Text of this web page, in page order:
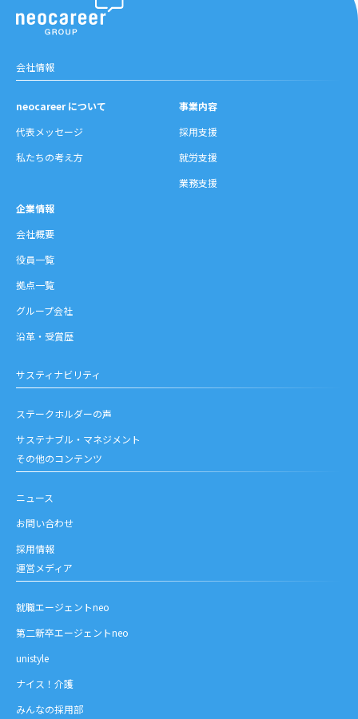
会社情報
neocareer について
代表メッセージ
私たちの考え方
事業内容
採用支援
就労支援
業務支援
企業情報
会社概要
役員一覧
拠点一覧
グループ会社
沿革・受賞歴
サスティナビリティ
ステークホルダーの声
サステナブル・マネジメント
その他のコンテンツ
ニュース
お問い合わせ
採用情報
運営メディア
就職エージェントneo
第二新卒エージェントneo
unistyle
ナイス！介護
みんなの採用部